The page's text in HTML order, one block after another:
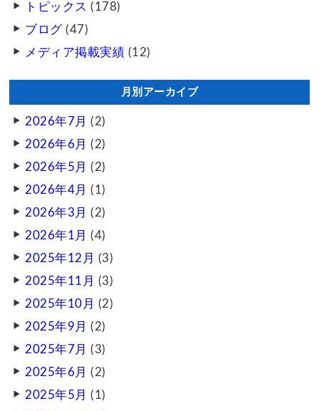
トピックス (178)
ブログ(47)
メディア掲載実績 (12)
月別アーカイブ
2026年7月 (2)
2026年6月 (2)
2026年5月 (2)
2026年4月 (1)
2026年3月 (2)
2026年1月 (4)
2025年12月 (3)
2025年11月 (3)
2025年10月 (2)
2025年9月 (2)
2025年7月 (3)
2025年6月 (2)
2025年5月 (1)